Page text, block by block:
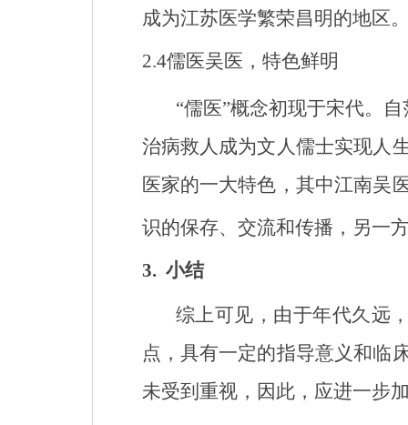
成为江苏医学繁荣昌明的地区
2.4儒医吴医，特色鲜明
“儒医”概念初现于宋代。
治病救人成为文人儒士实现人
医家的一大特色，其中江南吴
识的保存、交流和传播，另一
3. 小结
综上可见，由于年代久远
点，具有一定的指导意义和临
未受到重视，因此， 应进一步